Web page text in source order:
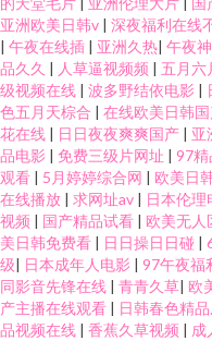
亚洲欧美日韩v | 深夜福利在线
| 午夜在线插 | 亚洲久热| 午夜
品久久 | 人草逼视频频 | 五月六
级视频在线 | 波多野结依电影 |
色五月天棕合 | 在线欧美日韩
花在线 | 日日夜夜爽爽国产 | 亚
品电影 | 免费三级片网址 | 97
观看 | 5月婷婷综合网 | 欧美日
在线播放 | 求网址av | 日本伦理
视频 | 国产精品试看 | 欧美无人
美日韩免费看 | 日日操日日碰 |
级| 日本成年人电影 | 97午夜福
同影音先锋在线 | 青青久草| 欧
产主播在线观看 | 日韩春色精品
品视频在线 | 香蕉久草视频 | 成